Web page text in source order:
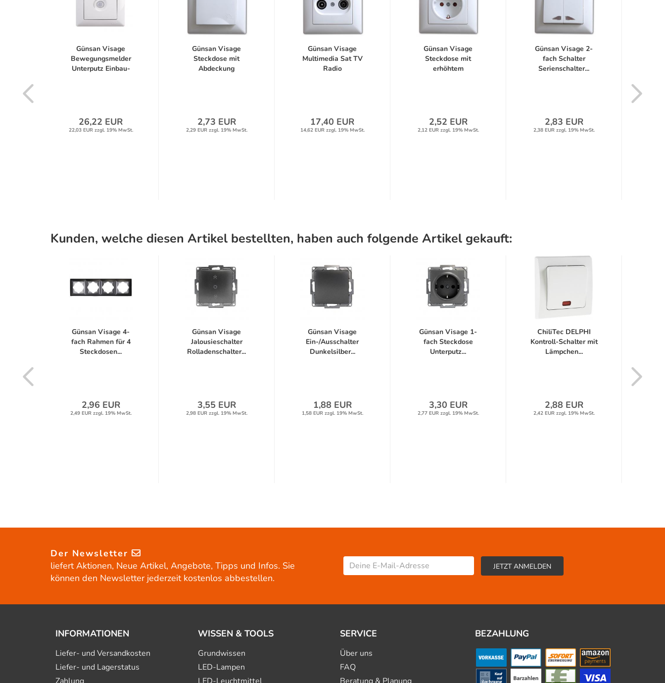
Günsan Visage
Bewegungsmelder
Unterputz Einbau-
26,22 EUR
22,03 EUR zzgl. 19% MwSt.
Günsan Visage
Steckdose mit
Abdeckung
2,73 EUR
2,29 EUR zzgl. 19% MwSt.
Günsan Visage
Multimedia Sat TV
Radio
17,40 EUR
14,62 EUR zzgl. 19% MwSt.
Günsan Visage
Steckdose mit
erhöhtem
2,52 EUR
2,12 EUR zzgl. 19% MwSt.
Günsan Visage 2-
fach Schalter
Serienschalter...
2,83 EUR
2,38 EUR zzgl. 19% MwSt.
Kunden, welche diesen Artikel bestellten, haben auch folgende Artikel gekauft:
Günsan Visage 4-
fach Rahmen für 4
Steckdosen...
2,96 EUR
2,49 EUR zzgl. 19% MwSt.
Günsan Visage
Jalousieschalter
Rolladenschalter...
3,55 EUR
2,98 EUR zzgl. 19% MwSt.
Günsan Visage
Ein-/Ausschalter
Dunkelsilber...
1,88 EUR
1,58 EUR zzgl. 19% MwSt.
Günsan Visage 1-
fach Steckdose
Unterputz...
3,30 EUR
2,77 EUR zzgl. 19% MwSt.
ChiliTec DELPHI
Kontroll-Schalter mit
Lämpchen...
2,88 EUR
2,42 EUR zzgl. 19% MwSt.
Der Newsletter
liefert Aktionen, Neue Artikel, Angebote, Tipps und Infos. Sie
können den Newsletter jederzeit kostenlos abbestellen.
INFORMATIONEN
Liefer- und Versandkosten
Liefer- und Lagerstatus
WISSEN & TOOLS
Grundwissen
LED-Lampen
SERVICE
Über uns
FAQ
BEZAHLUNG